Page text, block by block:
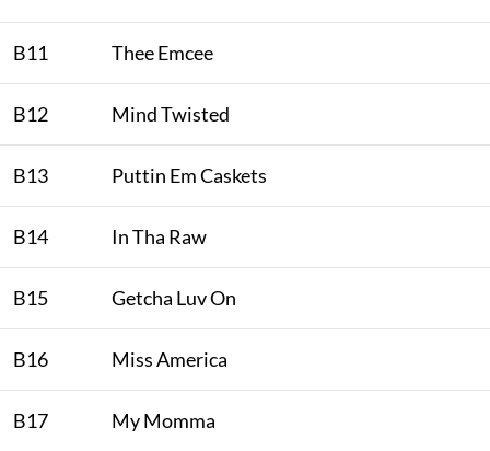
B11 Thee Emcee
B12 Mind Twisted
B13 Puttin Em Caskets
B14 In Tha Raw
B15 Getcha Luv On
B16 Miss America
B17 My Momma